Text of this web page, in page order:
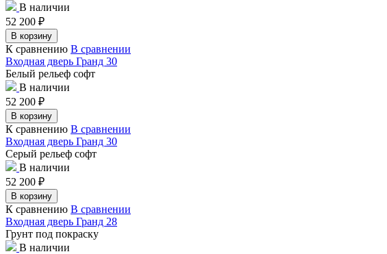
В наличии
52 200 ₽
В корзину
К сравнению В сравнении
Входная дверь Гранд 30
Белый рельеф софт
В наличии
52 200 ₽
В корзину
К сравнению В сравнении
Входная дверь Гранд 30
Серый рельеф софт
В наличии
52 200 ₽
В корзину
К сравнению В сравнении
Входная дверь Гранд 28
Грунт под покраску
В наличии